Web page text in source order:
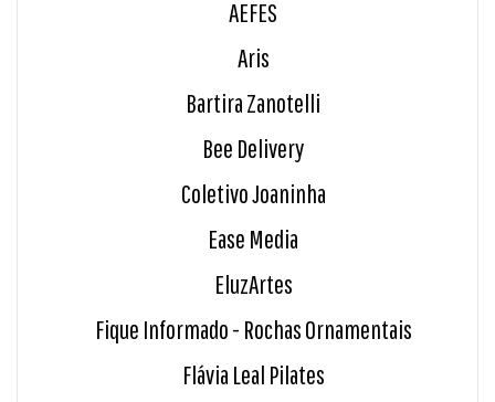
AEFES
Aris
Bartira Zanotelli
Bee Delivery
Coletivo Joaninha
Ease Media
EluzArtes
Fique Informado - Rochas Ornamentais
Flávia Leal Pilates